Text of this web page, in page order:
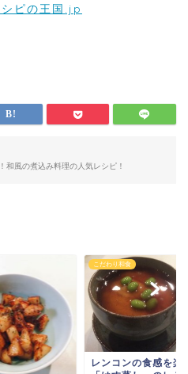
ピの王国.jp
和風の煮込み料理の人気レシピ！
こだわり和食
レンコンの食感を楽